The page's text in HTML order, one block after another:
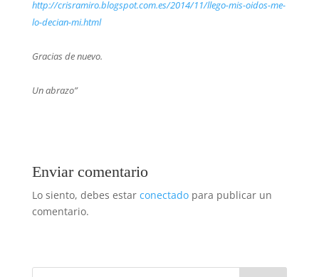
http://crisramiro.blogspot.com.es/2014/11/llego-mis-oidos-me-
lo-decian-mi.html
Gracias de nuevo.
Un abrazo”
Enviar comentario
Lo siento, debes estar conectadopara publicar un
comentario.